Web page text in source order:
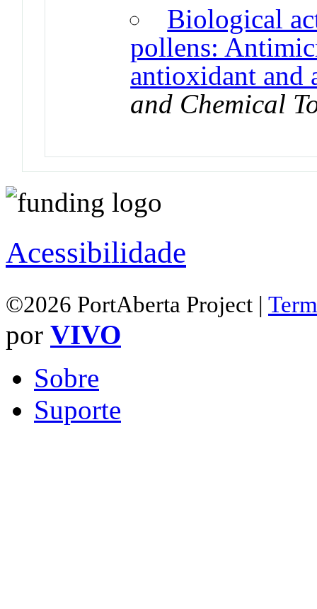
Biological
pollens:
antioxidant and
and Chemical
Acessibilidade
©2026 PortAberta Project |
por VIVO
Sobre
Suporte